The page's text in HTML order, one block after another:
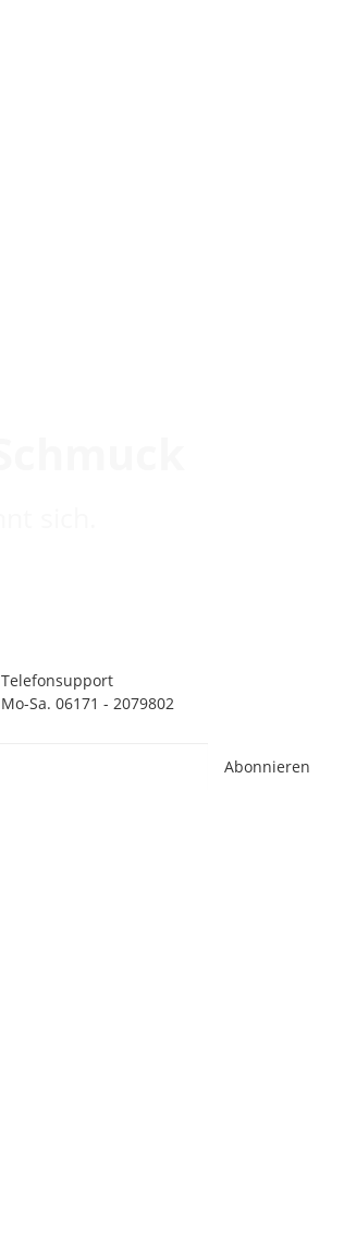
Telefonsupport
Mo-Sa. 06171 - 2079802
Abonnieren